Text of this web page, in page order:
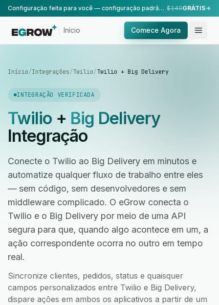
Configuração feita para você — configuração padrão, realizada pela nossa equipe. $149GRÁTIS
Início Comece Agora
Início/Integrações/Twilio/Twilio + Big Delivery
INTEGRAÇÃO VERIFICADA
Twilio+ Big Delivery
Integração
Conecte o Twilio ao Big Delivery em minutos e
automatize qualquer fluxo de trabalho entre eles
— sem código, sem desenvolvedores e sem
middleware complicado. O eGrow conecta o
Twilio e o Big Delivery por meio de uma API
segura para que, quando algo acontece em um, a
ação correspondente ocorra no outro em tempo
real.
Sincronize clientes, pedidos, status e quaisquer
campos personalizados entre Twilio e Big Delivery,
dispare ações em ambos os aplicativos a partir de um